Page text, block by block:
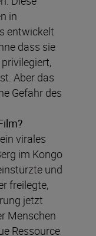
in
entwickelt
dass sie
Aber das
Gefahr des
virales
im Kongo
und
freilegte,
jetzt
Menschen
Ressource